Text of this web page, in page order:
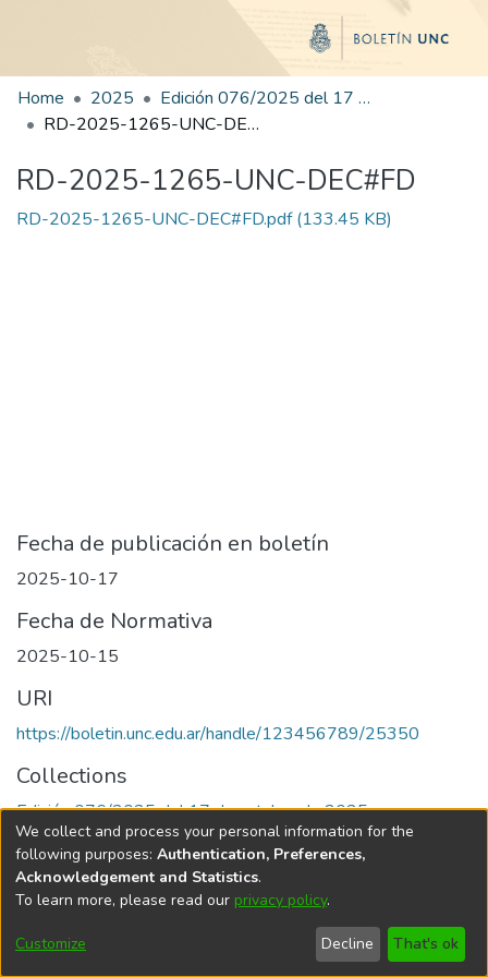
Home 2025
Edición 076/2025 del 17 de octubre de 2025
RD-2025-1265-UNC-DEC#FD
RD-2025-1265-UNC-DEC#FD
RD-2025-1265-UNC-DEC#FD.pdf(133.45 KB)
Fecha de publicación en boletín
2025-10-17
Fecha de Normativa
2025-10-15
URI
https://boletin.unc.edu.ar/handle/123456789/25350
Collections
Edición 076/2025 del 17 de octubre de 2025
Universidad Nacional de Córdoba
We collect and process your personal information for the
following purposes: Authentication, Preferences,
Acknowledgement and Statistics.
To learn more, please read our privacy policy.
Customize Decline That's ok